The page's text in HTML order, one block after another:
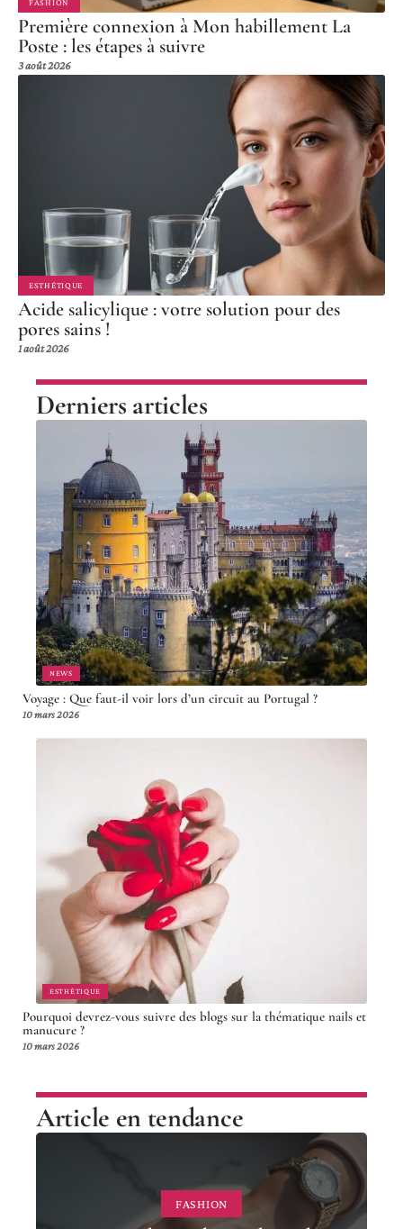
FASHION
Première connexion à Mon habillement La
Poste : les étapes à suivre
3 août 2026
ESTHÉTIQUE
Acide salicylique : votre solution pour des
pores sains !
1 août 2026
Derniers articles
NEWS
Voyage : Que faut-il voir lors d’un circuit au Portugal ?
10 mars 2026
ESTHÉTIQUE
Pourquoi devrez-vous suivre des blogs sur la thématique nails et
manucure ?
10 mars 2026
Article en tendance
FASHION